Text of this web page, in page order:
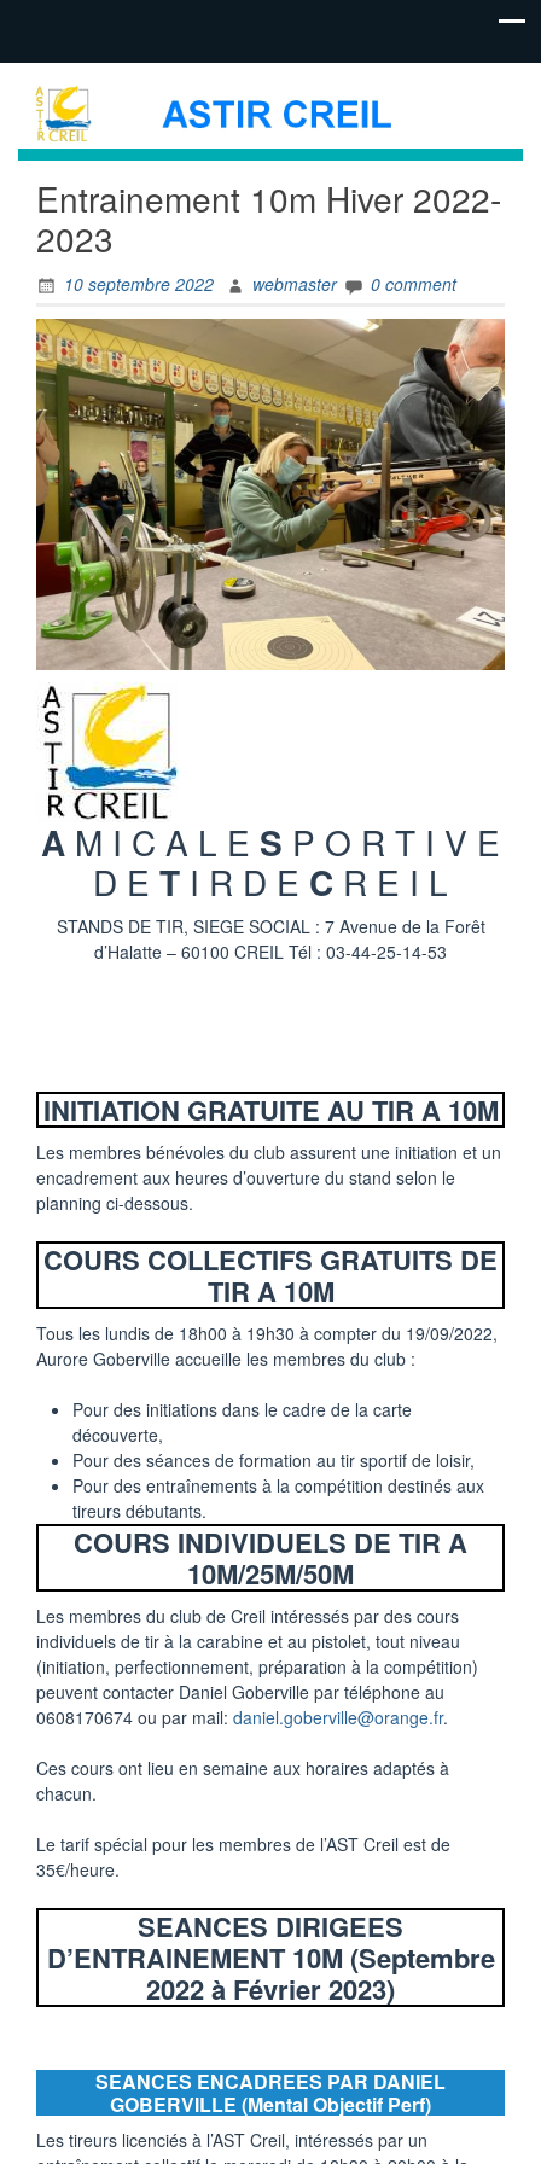
Entrainement 10m Hiver 2022-
2023
10 septembre 2022 webmaster 0 comment
A M I C A L E S P O R T I V E
D E T I R D E C R E I L
STANDS DE TIR, SIEGE SOCIAL : 7 Avenue de la Forêt
d’Halatte – 60100 CREIL Tél : 03-44-25-14-53
INITIATION GRATUITE AU TIR A 10M
Les membres bénévoles du club assurent une initiation et un
encadrement aux heures d’ouverture du stand selon le
planning ci-dessous.
COURS COLLECTIFS GRATUITS DE
TIR A 10M
Tous les lundis de 18h00 à 19h30 à compter du 19/09/2022,
Aurore Goberville accueille les membres du club :
Pour des initiations dans le cadre de la carte
découverte,
Pour des séances de formation au tir sportif de loisir,
Pour des entraînements à la compétition destinés aux
tireurs débutants.
COURS INDIVIDUELS DE TIR A
10M/25M/50M
Les membres du club de Creil intéressés par des cours
individuels de tir à la carabine et au pistolet, tout niveau
(initiation, perfectionnement, préparation à la compétition)
peuvent contacter Daniel Goberville par téléphone au
0608170674 ou par mail: daniel.goberville@orange.fr.
Ces cours ont lieu en semaine aux horaires adaptés à
chacun.
Le tarif spécial pour les membres de l’AST Creil est de
35€/heure.
SEANCES DIRIGEES
D’ENTRAINEMENT 10M (Septembre
2022 à Février 2023)
SEANCES ENCADREES PAR DANIEL
GOBERVILLE (Mental Objectif Perf)
Les tireurs licenciés à l’AST Creil, intéressés par un